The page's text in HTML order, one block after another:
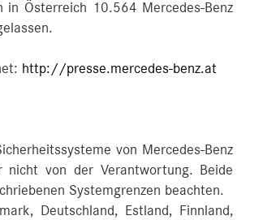
Österreich 10.564 Mercedes-Benz
http://presse.mercedes-benz.at
von Mercedes-Benz
von der Verantwortung. Beide
Systemgrenzen beachten.
Deutschland, Estland, Finnland,